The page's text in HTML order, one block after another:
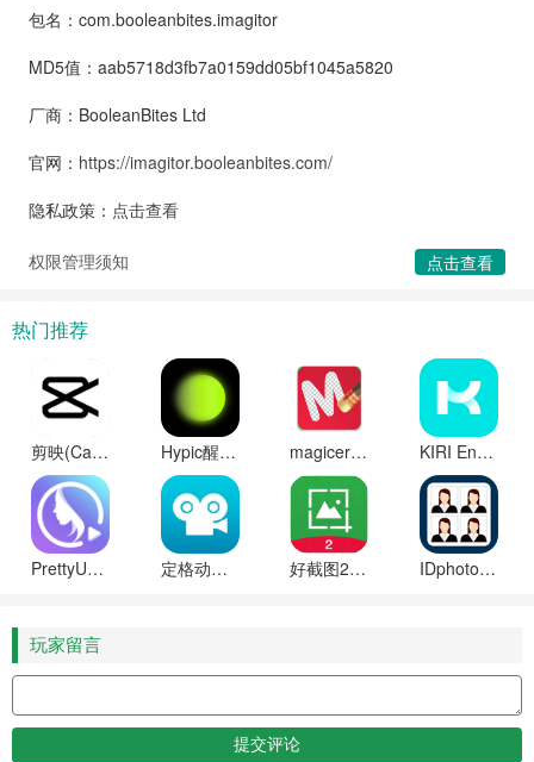
包名：com.booleanbites.imagitor
MD5值：aab5718d3fb7a0159dd05bf1045a5820
厂商：BooleanBites Ltd
官网： https://imagitor.booleanbites.com/
隐私政策： 点击查看
权限管理须知 点击查看
热门推荐
剪映(CapCut)最新破解版永久免费版下载 Hypic醒图国际版软件官方最新版下载 magiceraser官方版下载 KIRI Engine软件官方最新版下载
PrettyUp修图软件会员版永久解锁 定格动画工作室(Stop Motion Studio)专业版破解版 好截图2手机版免费下载(含苹果版) IDphoto国际版
玩家留言